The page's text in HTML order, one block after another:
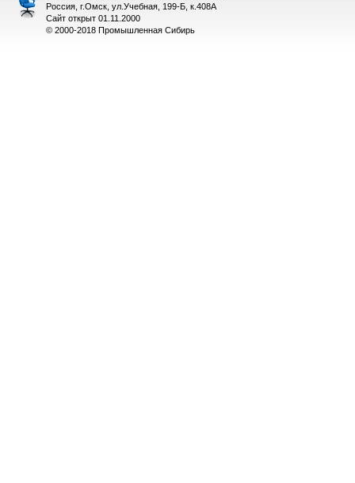
Россия, г.Омск, ул.Учебная, 199-Б, к.408А
Сайт открыт 01.11.2000
© 2000-2018 Промышленная Сибирь